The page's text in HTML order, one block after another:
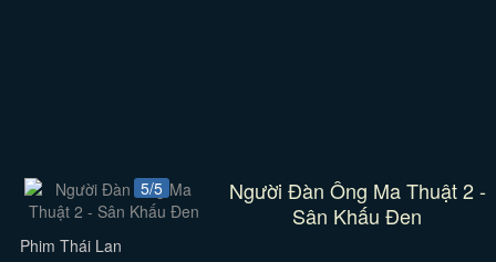
5/5
Người Đàn Ông Ma Thuật 2 -
Sân Khấu Đen
Phim Thái Lan